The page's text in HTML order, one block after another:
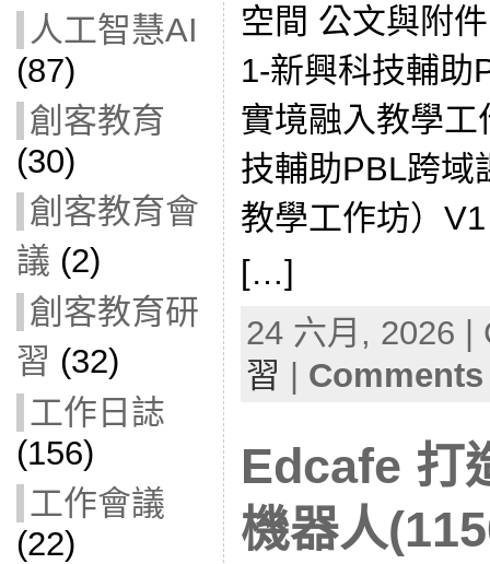
人工智慧AI
(87)
創客教育
(30)
創客教育會
議 (2)
創客教育研
習 (32)
工作日誌
(156)
工作會議
(22)
空間 公文與附
1-新興科技輔助
實境融入教學
技輔助PBL跨域
教學工作坊）V1
[…]
24 六月, 2026
習
Edcafe 打
機器人